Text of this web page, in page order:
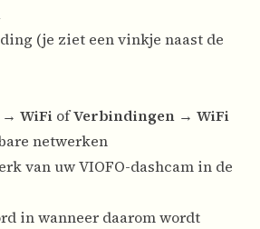
(je ziet een vinkje naast de
→ WiFi ofVerbindingen → WiFi
netwerken
van uw VIOFO-dashcam in de
in wanneer daarom wordt